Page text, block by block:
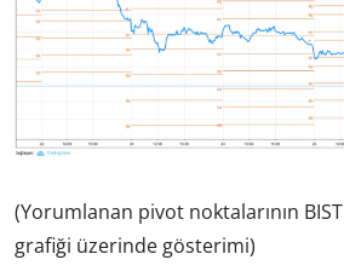
(Yorumlanan pivot noktalarının BIST
grafiği üzerinde gösterimi)